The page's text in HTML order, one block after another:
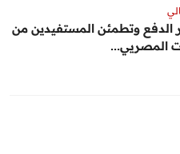
الدفع وتطمئن المستفيدين من
المصريي...